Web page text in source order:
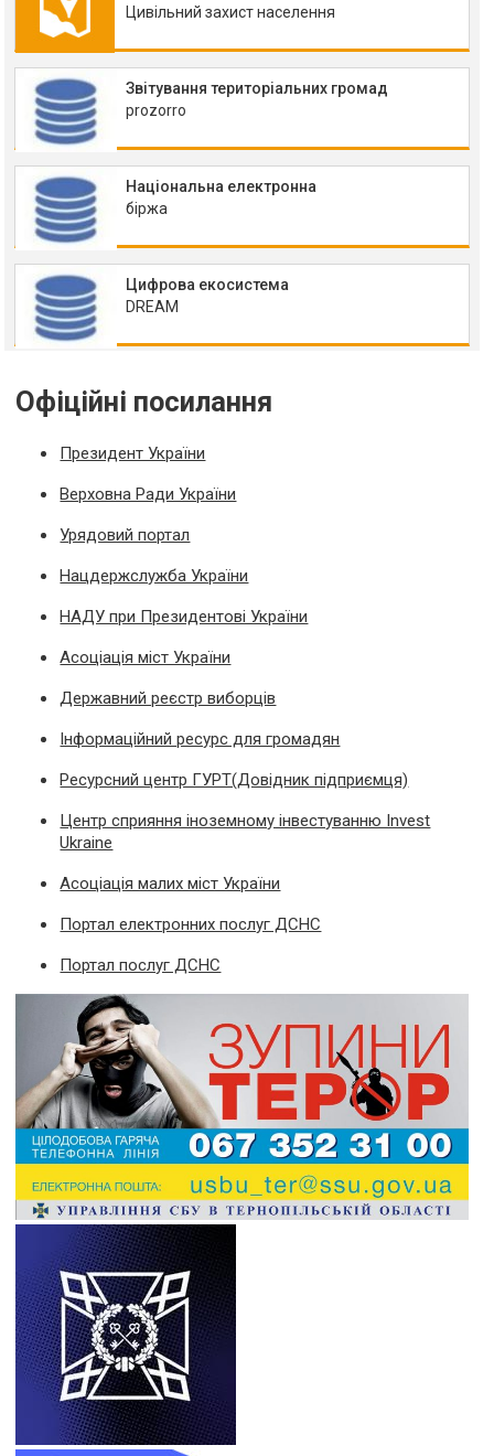
Цивільний захист населення
Звітування територіальних громад
prozorro
Національна електронна
біржа
Цифрова екосистема
DREAM
Офіційні посилання
Президент України
Верховна Ради України
Урядовий портал
Нацдержслужба України
НАДУ при Президентові України
Асоціація міст України
Державний реєстр виборців
Інформаційний ресурс для громадян
Ресурсний центр ГУРТ(Довідник підприємця)
Центр сприяння іноземному інвестуванню Invest
Ukraine
Асоціація малих міст України
Портал електронних послуг ДСНС
Портал послуг ДСНС